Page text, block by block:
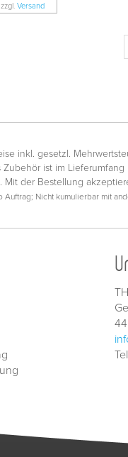
zzgl.Versand
inkl. gesetzl.
ist im
Mit der Bestellung
Nicht kumulierbar mit